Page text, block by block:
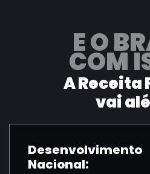
E O
COM
A Receita
vai
Desenvolvimento
Nacional: